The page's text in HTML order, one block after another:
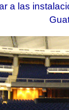
a las